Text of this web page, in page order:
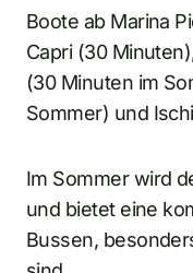
Boote ab Marina
Capri (30
(30 Minuten im
Sommer) und
Im Sommer wird
und bietet eine
Bussen,